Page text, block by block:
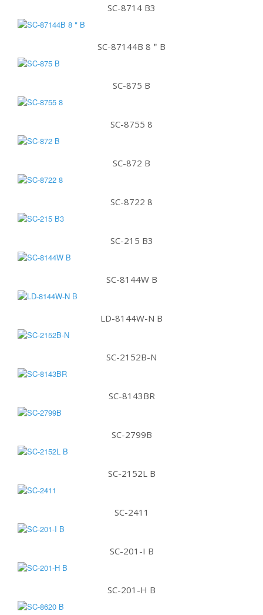
SC-8714 B3
SC-87144B 8＂B
SC-875 B
SC-8755 8
SC-872 B
SC-8722 8
SC-215 B3
SC-8144W B
LD-8144W-N B
SC-2152B-N
SC-8143BR
SC-2799B
SC-2152L B
SC-2411
SC-201-I B
SC-201-H B